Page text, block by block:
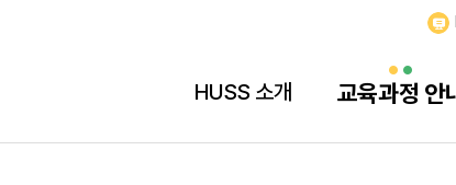
HUSS 소개 교육과정 안